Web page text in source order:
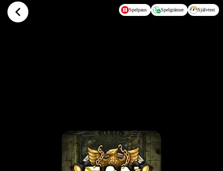
Hoppa till huvudinnehållet Spelpaus Spelgränser Självtest